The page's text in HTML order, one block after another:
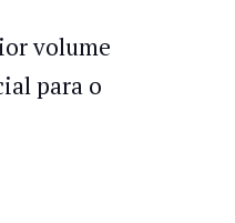
volume
para o